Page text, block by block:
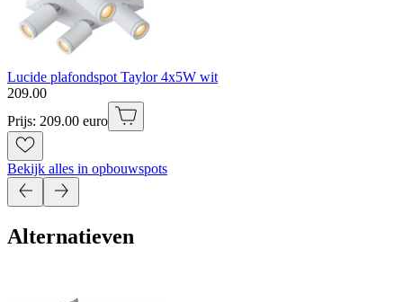
Lucide plafondspot Taylor 4x5W wit
209.00
Prijs: 209.00 euro
Bekijk alles in opbouwspots
Alternatieven